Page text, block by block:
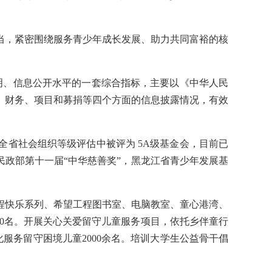
紧密围绕服务青少年成长发展、助力共同富裕的核
信息公开水平的一套综合指标，主要以《中华人民
务、项目和募捐等四个方面的信息披露情况，有效
省社会组织等级评估中被评为 5A级基金会，目前已
部第十一届“中华慈善奖”，黑龙江省青少年发展基
乐系列、希望工程图书室、电脑教室、童心港湾、
。开展关心关爱留守儿童服务项目，依托乡伴童行
务留守困境儿童2000余名。培训大学生公益骨干倡